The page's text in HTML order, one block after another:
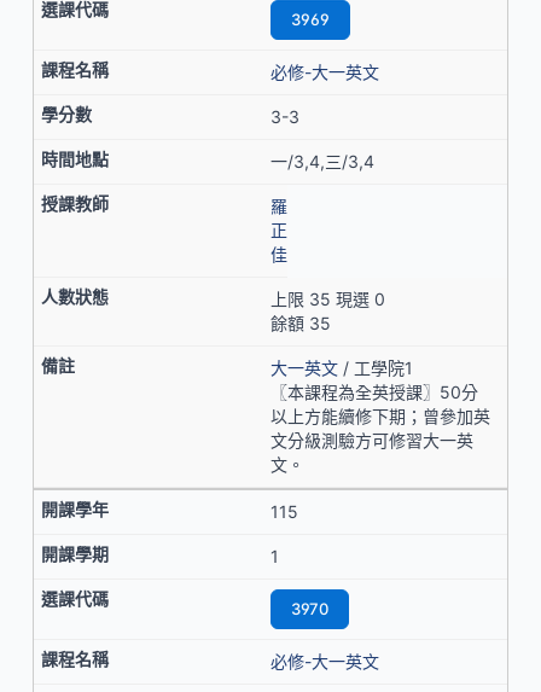
3969
必修-大一英文
3-3
一/3,4,三/3,4
羅
正
佳
上限 35 現選 0
餘額 35
大一英文 / 工學院1
〖本課程為全英授課〗50分
以上方能續修下期；曾參加英
文分級測驗方可修習大一英
文。
115
1
3970
必修-大一英文